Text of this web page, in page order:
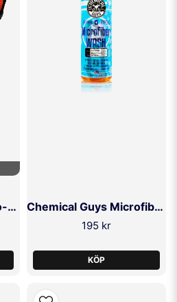
Tornador GIANT Micro-Active-Towel Chemical Guys Microfiber Wash 473ml
195 kr
KÖP